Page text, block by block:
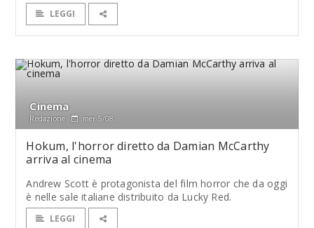
LEGGI
Cinema
Redazione mer 5/08
Hokum, l'horror diretto da Damian McCarthy
arriva al cinema
Andrew Scott è protagonista del film horror che da oggi
è nelle sale italiane distribuito da Lucky Red.
LEGGI